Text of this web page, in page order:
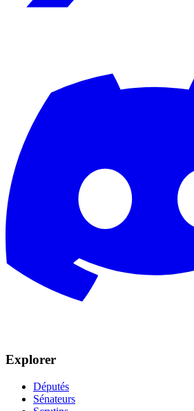
Explorer
Députés
Sénateurs